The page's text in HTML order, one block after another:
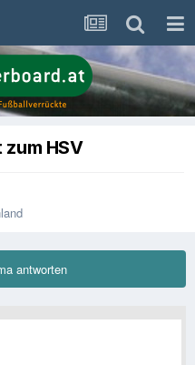
HSV
antworten